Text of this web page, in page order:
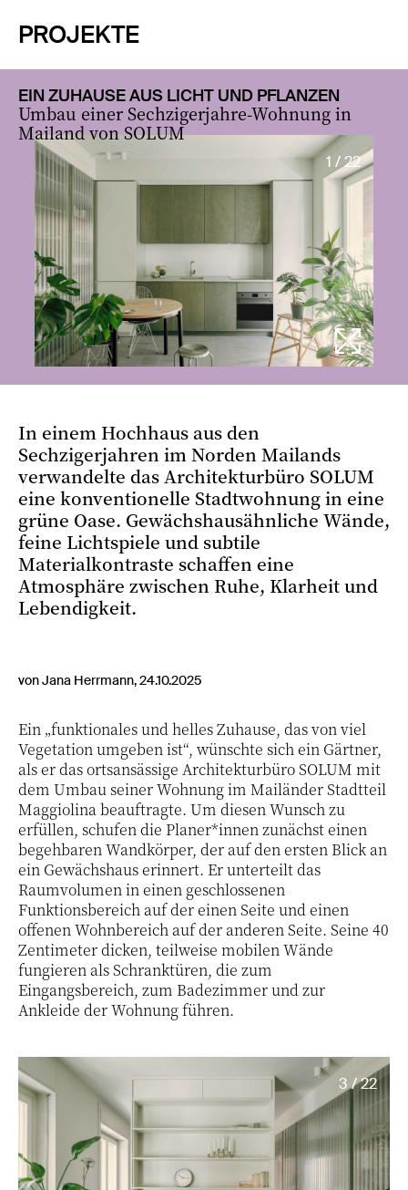
PROJEKTE
EIN ZUHAUSE AUS LICHT UND PFLANZEN
Umbau einer Sechzigerjahre-Wohnung in
Mailand von SOLUM
1 / 22
In einem Hochhaus aus den
Sechzigerjahren im Norden Mailands
verwandelte das Architekturbüro SOLUM
eine konventionelle Stadtwohnung in eine
grüne Oase. Gewächshausähnliche Wände,
feine Lichtspiele und subtile
Materialkontraste schaffen eine
Atmosphäre zwischen Ruhe, Klarheit und
Lebendigkeit.
von Jana Herrmann, 24.10.2025
Ein „funktionales und helles Zuhause, das von viel
Vegetation umgeben ist“, wünschte sich ein Gärtner,
als er das ortsansässige Architekturbüro SOLUM mit
dem Umbau seiner Wohnung im Mailänder Stadtteil
Maggiolina beauftragte. Um diesen Wunsch zu
erfüllen, schufen die Planer*innen zunächst einen
begehbaren Wandkörper, der auf den ersten Blick an
ein Gewächshaus erinnert. Er unterteilt das
Raumvolumen in einen geschlossenen
Funktionsbereich auf der einen Seite und einen
offenen Wohnbereich auf der anderen Seite. Seine 40
Zentimeter dicken, teilweise mobilen Wände
fungieren als Schranktüren, die zum
Eingangsbereich, zum Badezimmer und zur
Ankleide der Wohnung führen.
3 / 22